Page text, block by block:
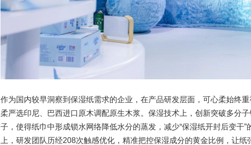
作为国内较早洞察到保湿纸需求的企业，在产品研发层面，可心柔始终
柔严选印尼、巴西进口原木调配原生木浆。保湿技术上，创新突破多分
子，使得纸巾中形成锁水网络降低水分的蒸发，减少“保湿纸开封后变干
上，研发团队历经208次触感优化，精准把控保湿成分的黄金比例，让